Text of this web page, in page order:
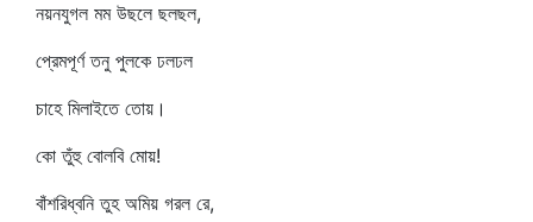
নয়নযুগল মম উছলে ছলছল,
প্রেমপূর্ণ তনু পুলকে ঢলঢল
চাহে মিলাইতে তোয়।
কো তুঁহু বোলবি মোয়!
বাঁশরিধ্বনি তুহ অমিয় গরল রে,